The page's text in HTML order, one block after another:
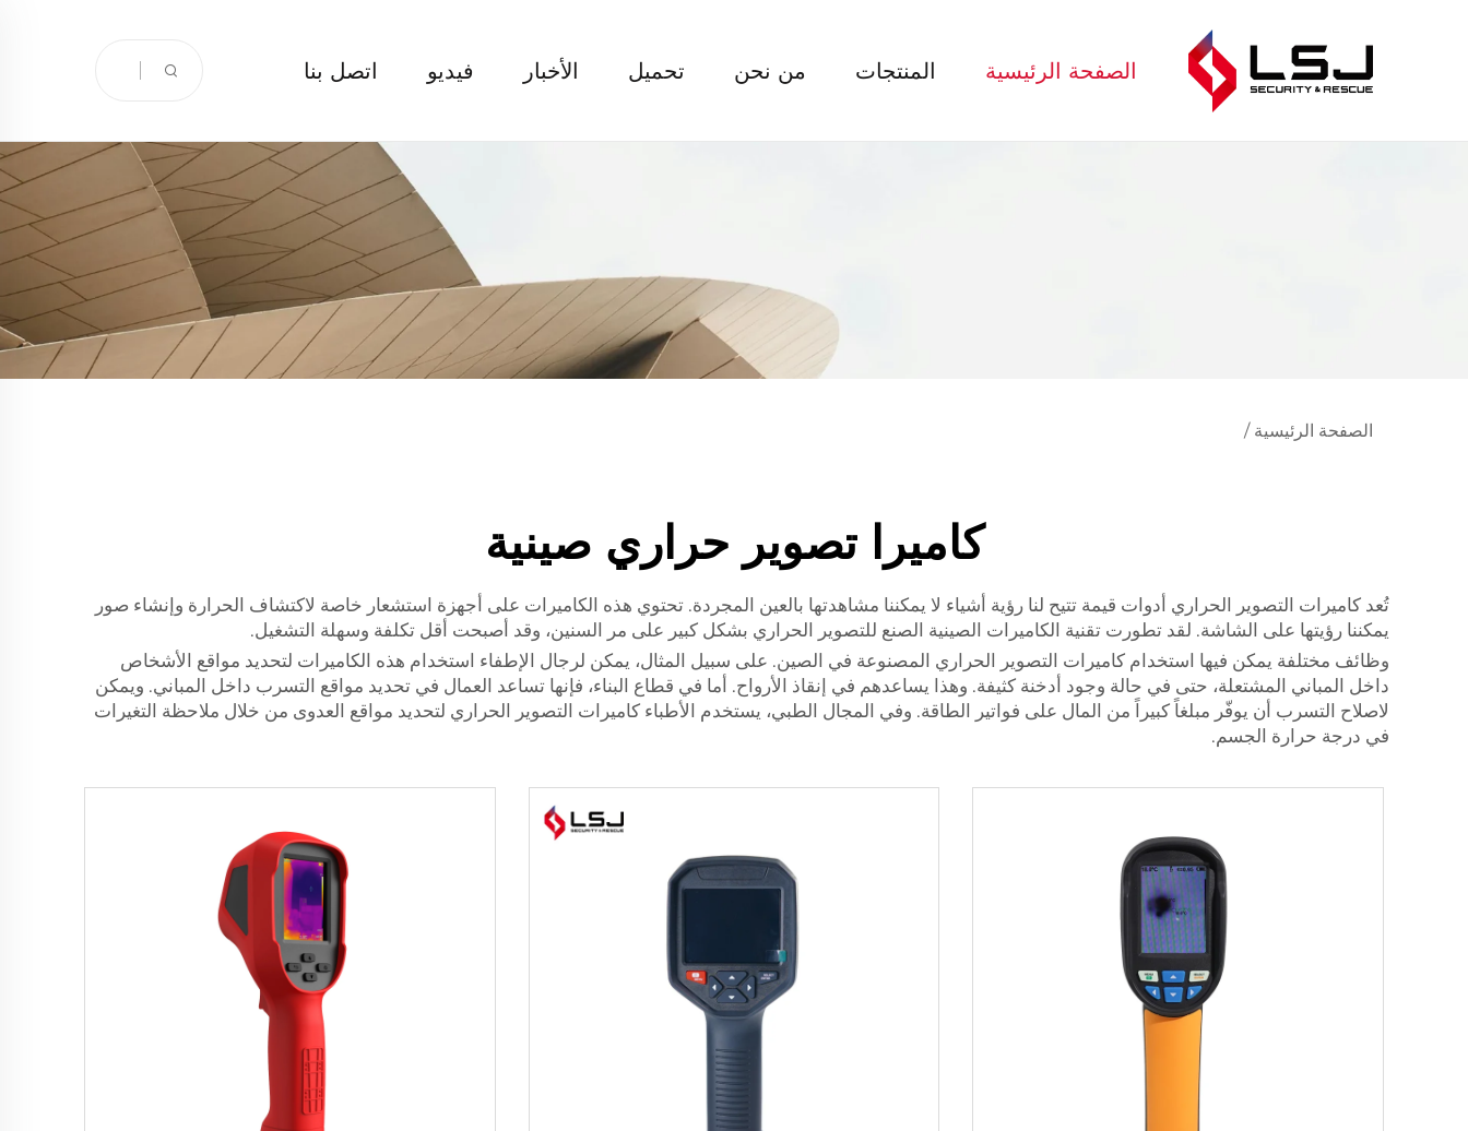
الصفحة الرئيسية المنتجات من نحن تحميل الأخبار فيديو اتصل بنا
الصفحة الرئيسية /
كاميرا تصوير حراري صينية
تُعد كاميرات التصوير الحراري أدوات قيمة تتيح لنا رؤية أشياء لا يمكننا مشاهدتها بالعين المجردة. تحتوي هذه الكاميرات على أجهزة استشعار خاصة لاكتشاف الحرارة وإنشاء صور
يمكننا رؤيتها على الشاشة. لقد تطورت تقنية الكاميرات الصينية الصنع للتصوير الحراري بشكل كبير على مر السنين، وقد أصبحت أقل تكلفة وسهلة التشغيل.
وظائف مختلفة يمكن فيها استخدام كاميرات التصوير الحراري المصنوعة في الصين. على سبيل المثال، يمكن لرجال الإطفاء استخدام هذه الكاميرات لتحديد مواقع الأشخاص
داخل المباني المشتعلة، حتى في حالة وجود أدخنة كثيفة. وهذا يساعدهم في إنقاذ الأرواح. أما في قطاع البناء، فإنها تساعد العمال في تحديد مواقع التسرب داخل المباني. ويمكن
لاصلاح التسرب أن يوفّر مبلغاً كبيراً من المال على فواتير الطاقة. وفي المجال الطبي، يستخدم الأطباء كاميرات التصوير الحراري لتحديد مواقع العدوى من خلال ملاحظة التغيرات
في درجة حرارة الجسم.